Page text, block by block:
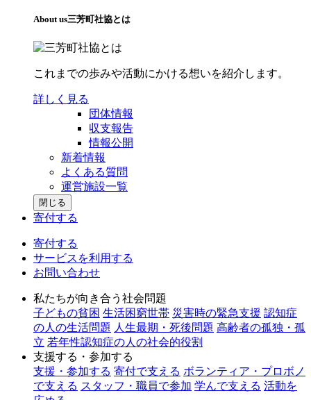
About us三芳町社協とは
これまでの歩みや活動にかける想いを紹介します。
詳しく見る
団体情報
収支報告
情報公開
新着情報
よくある質問
運営施設一覧
閉じる
寄付する
寄付する
サービスを利用する
お問い合わせ
私たちが向き合う社会問題
子どもの貧困 生活困窮世帯 災害時の緊急支援 認知症
の人の生活問題 人生最期・死後問題 高齢者の孤独・孤
立 若年性認知症の人の社会的役割
支援する・参加する
支援・参加する 寄付で支える ボランティア・プロボノ
で支える スタッフ・職員で参加 学んで支える 活動を